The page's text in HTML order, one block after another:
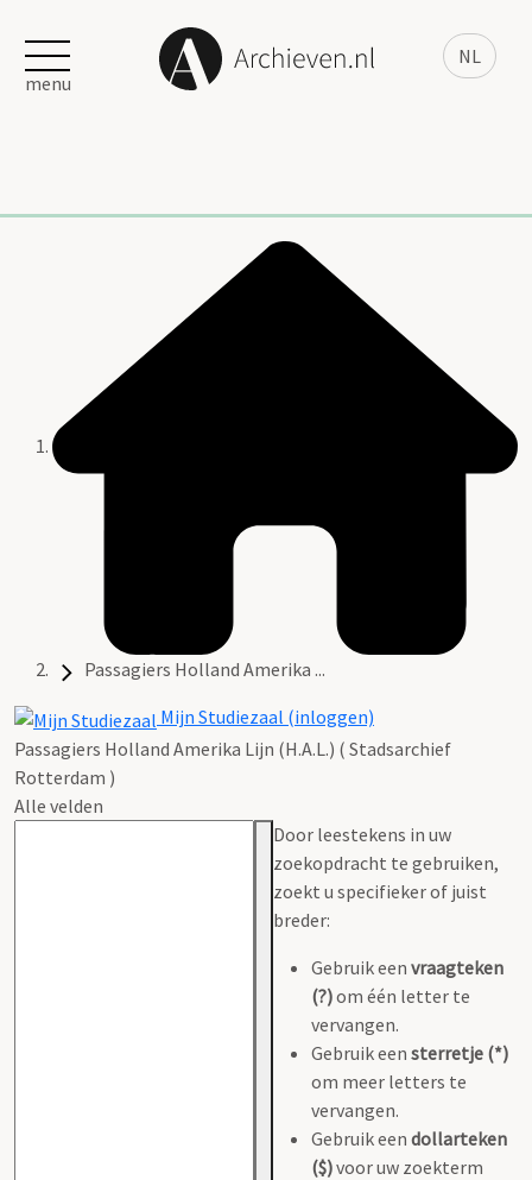
NL
menu
Passagiers Holland Amerika ...
Mijn Studiezaal (inloggen)
Passagiers Holland Amerika Lijn (H.A.L.) ( Stadsarchief
Rotterdam )
Alle velden
Door leestekens in uw
zoekopdracht te gebruiken,
zoekt u specifieker of juist
breder:
Gebruik een vraagteken
(?)om één letter te
vervangen.
Gebruik een sterretje (*)
om meer letters te
vervangen.
Gebruik een dollarteken
($)voor uw zoekterm